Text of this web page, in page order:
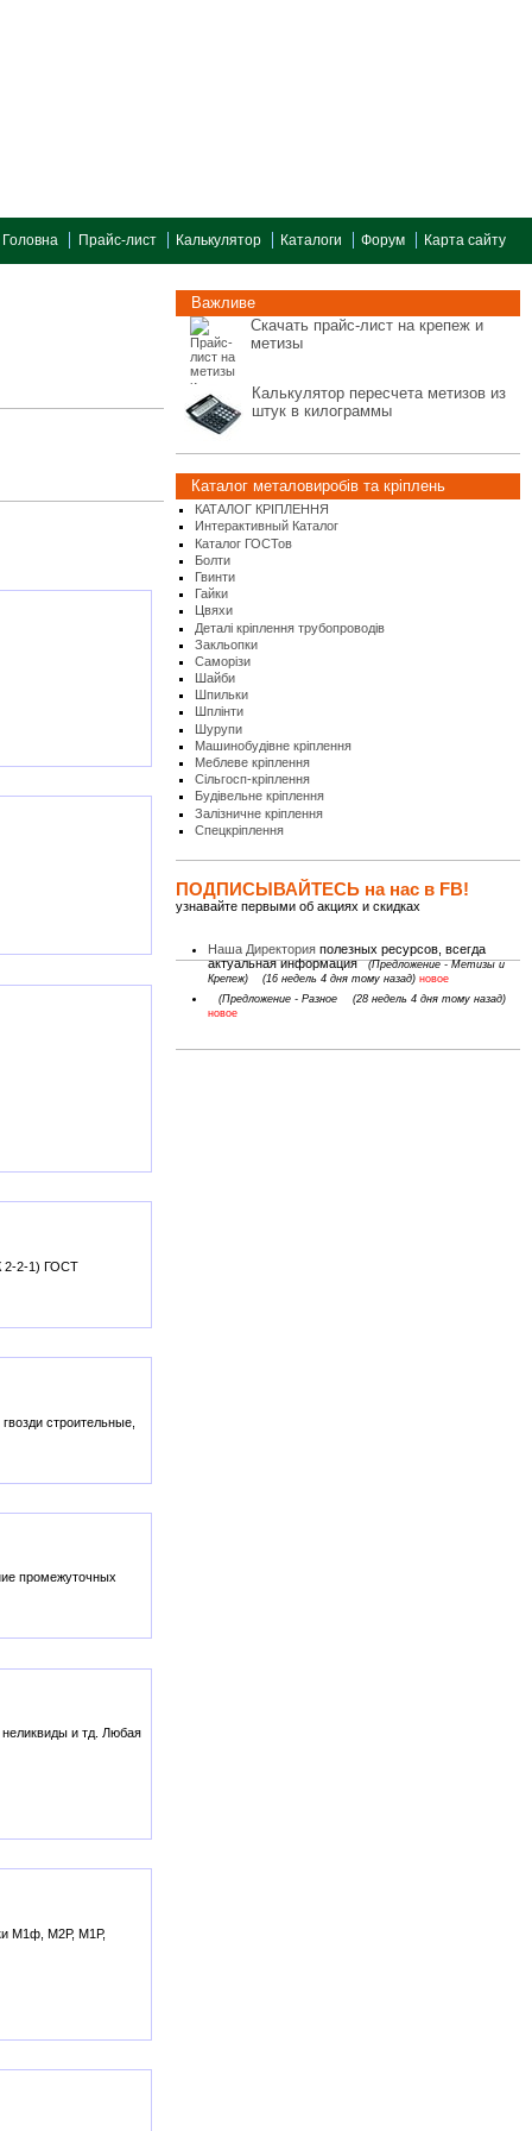
Головна Прайс-лист Калькулятор Каталоги Форум Карта сайту
2-2-1) ГОСТ
строительные,
промежуточных
и тд. Любая
М1ф, М2Р, М1Р,
Важливе
Скачать прайс-лист на крепеж и
метизы
Калькулятор пересчета метизов из
штук в килограммы
Каталог металовиробів та кріплень
КАТАЛОГ КРІПЛЕННЯ
Интерактивный Каталог
Каталог ГОСТов
Болти
Гвинти
Гайки
Цвяхи
Деталі кріплення трубопроводів
Закльопки
Саморізи
Шайби
Шпильки
Шплінти
Шурупи
Машинобудівне кріплення
Меблеве кріплення
Сільгосп-кріплення
Будівельне кріплення
Залізничне кріплення
Спецкріплення
ПОДПИСЫВАЙТЕСЬ на нас в FB!
узнавайте первыми об акциях и скидках
Наша Директория полезных ресурсов, всегда
актуальная информация
(Предложение - Метизы и
Крепеж)
(16 недель 4 дня тому назад)новое
(Предложение - Разное
(28 недель 4 дня тому назад)
новое